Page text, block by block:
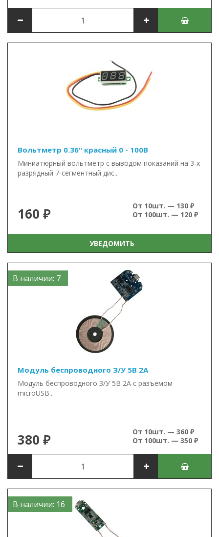
Вольтметр 0.36" красный 0 - 100В
Миниатюрный вольтметр с выводом показаний на 3-х
разрядный 7-сегментный дис..
160 ₽
От 10шт. — 130 ₽
От 100шт. — 120 ₽
УВЕДОМИТЬ
В наличии: 7
Модуль беспроводного З/У 5В 2А
Модуль беспроводного З/У 5В 2А с разъемом
microUSB...
380 ₽
От 10шт. — 360 ₽
От 100шт. — 350 ₽
В наличии: 16